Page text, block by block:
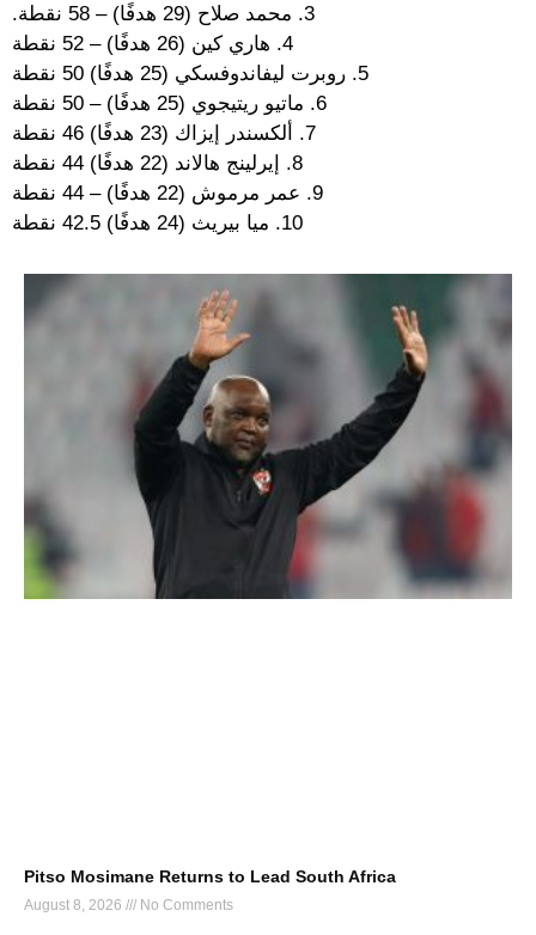
3. محمد صلاح (29 هدفًا) – 58 نقطة.
4. هاري كين (26 هدفًا) – 52 نقطة
5. روبرت ليفاندوفسكي (25 هدفًا) 50 نقطة
6. ماتيو ريتيجوي (25 هدفًا) – 50 نقطة
7. ألكسندر إيزاك (23 هدفًا) 46 نقطة
8. إيرلينج هالاند (22 هدفًا) 44 نقطة
9. عمر مرموش (22 هدفًا) – 44 نقطة
10. ميا بيريث (24 هدفًا) 42.5 نقطة
Pitso Mosimane Returns to Lead South Africa
August 8, 2026 No Comments